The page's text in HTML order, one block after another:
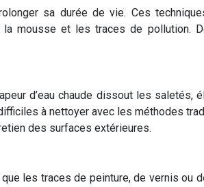
sa durée de vie. Ces
mousse et les traces de pollution.
d’eau chaude dissout les saletés,
à nettoyer avec les méthodes
des surfaces extérieures.
les traces de peinture, de vernis ou